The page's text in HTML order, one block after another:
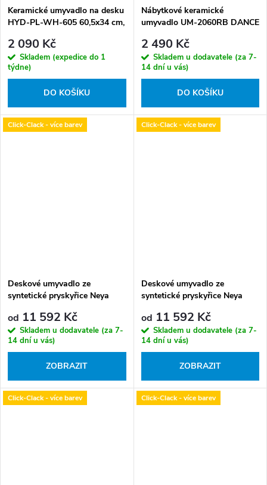
Keramické umyvadlo na desku
HYD-PL-WH-605 60,5x34 cm,
2 090 Kč
Skladem (expedice do 1
týdne)
DO KOŠÍKU
Nábytkové keramické
umyvadlo UM-2060RB DANCE
2 490 Kč
Skladem u dodavatele (za 7-
14 dní u vás)
DO KOŠÍKU
Click-Clack - více barev
Deskové umyvadlo ze
syntetické pryskyřice Neya
Click-Clack
od 11 592 Kč
Skladem u dodavatele (za 7-
14 dní u vás)
ZOBRAZIT
Click-Clack - více barev
Deskové umyvadlo ze
syntetické pryskyřice Neya
výpustí Click-Clack
od 11 592 Kč
Skladem u dodavatele (za 7-
14 dní u vás)
ZOBRAZIT
Click-Clack - více barev Click-Clack - více barev